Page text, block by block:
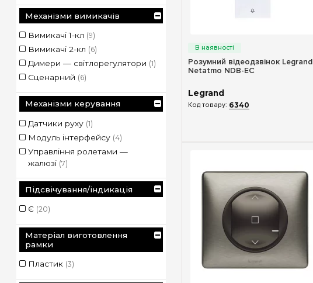
Розумний відеодзвінок Legrand
Netatmo NDB-EC
Legrand
6340
Механізми вимикачів
Вимикачі 1-кл (9)
Вимикачі 2-кл (6)
Димери — світлорегулятори (1)
Сценарний (6)
Механізми керування
Датчики руху (1)
Модуль інтерфейсу (4)
Управління ролетами —
жалюзі (7)
Підсвічування/індикація
Є (20)
Матеріал виготовлення
рамки
Пластик (3)